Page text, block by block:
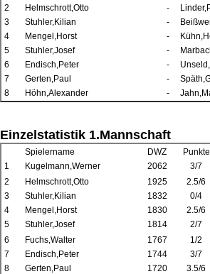
2
Helmschrott,Otto -
3
Stuhler,Kilian -
4
Mengel,Horst -
5
Stuhler,Josef -
6
Endisch,Peter -
7
Gerten,Paul -
8
Höhn,Alexander -
Einzelstatistik 1.Mannschaft
Spielername DWZ
Punkte
1
Kugelmann,Werner 2062
3/7
2
Helmschrott,Otto 1925
2.5/6
3
Stuhler,Kilian 1832
0/4
4
Mengel,Horst 1830
2.5/6
5
Stuhler,Josef 1814
2/7
6
Fuchs,Walter 1767
1/2
7
Endisch,Peter 1744
3/7
8
Gerten,Paul 1720
3.5/6